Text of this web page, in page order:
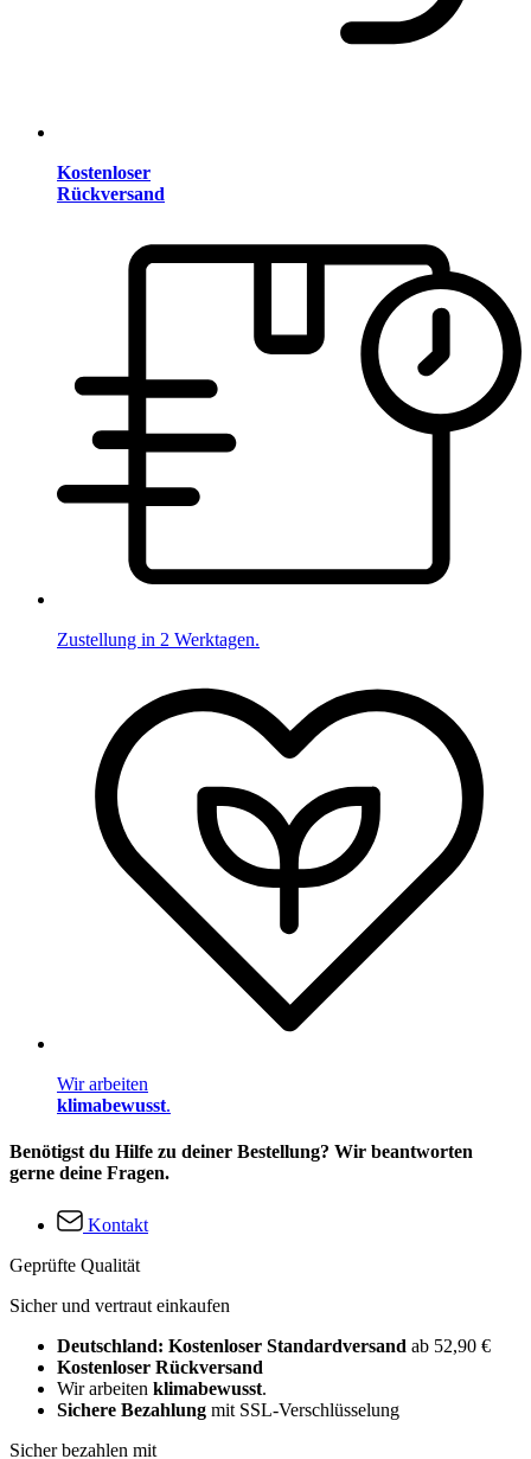
Kostenloser
Rückversand
Zustellung in 2 Werktagen.
Wir arbeiten
klimabewusst.
Benötigst du Hilfe zu deiner Bestellung? Wir beantworten
gerne deine Fragen.
Kontakt
Geprüfte Qualität
Sicher und vertraut einkaufen
Deutschland: Kostenloser Standardversand ab 52,90 €
Kostenloser Rückversand
Wir arbeiten klimabewusst.
Sichere Bezahlung mit SSL-Verschlüsselung
Sicher bezahlen mit